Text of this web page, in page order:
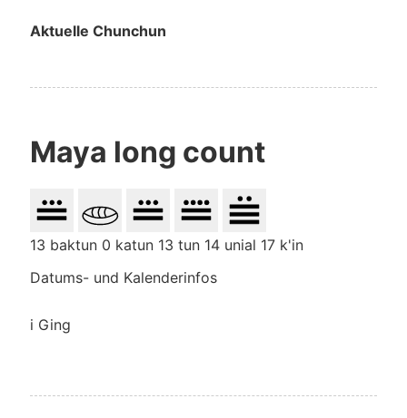
Aktuelle Chunchun
Maya long count
13 baktun 0 katun 13 tun 14 unial 17 k'in
Datums- und Kalenderinfos
i Ging